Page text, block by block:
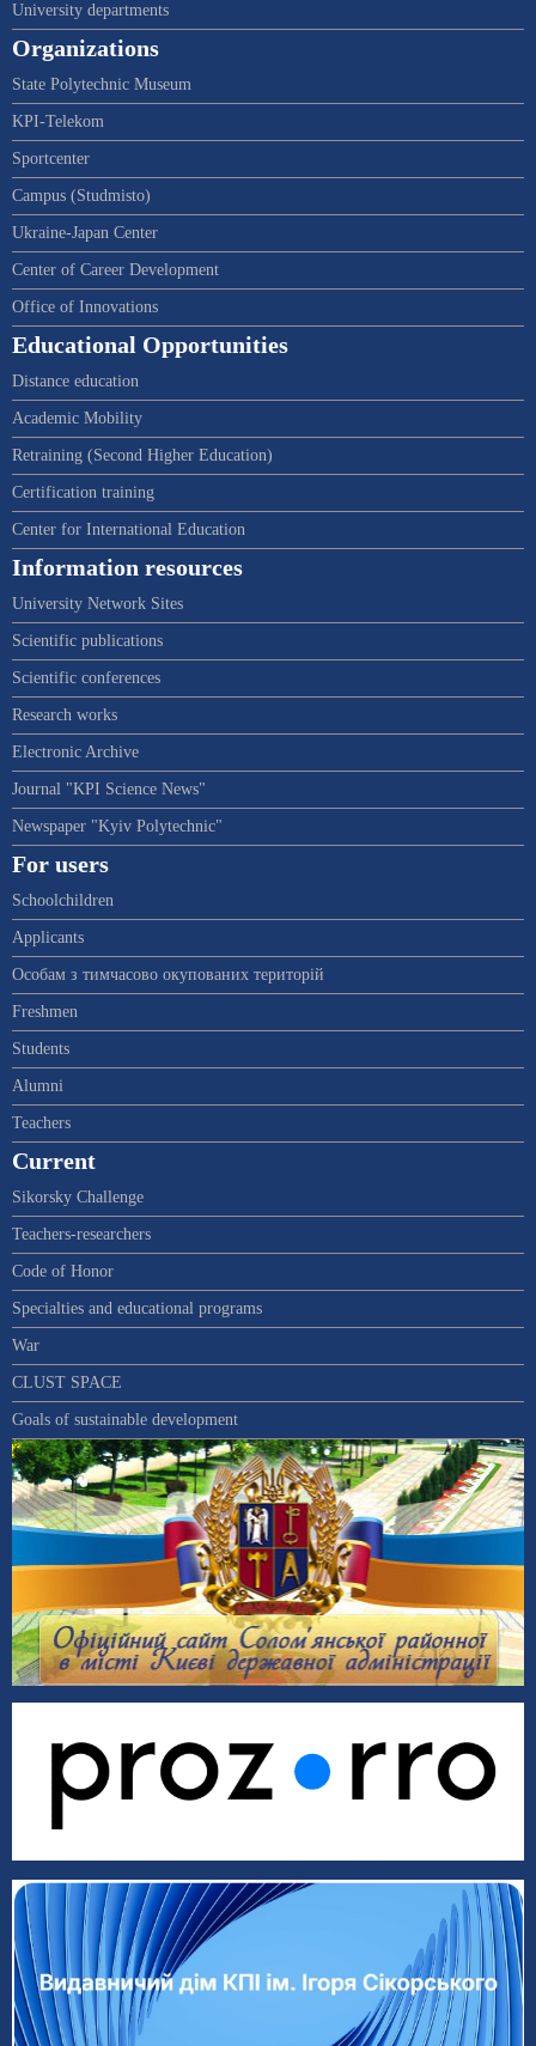
University departments
Organizations
State Polytechnic Museum
KPI-Telekom
Sportcenter
Campus (Studmisto)
Ukraine-Japan Center
Center of Career Development
Office of Innovations
Educational Opportunities
Distance education
Academic Mobility
Retraining (Second Higher Education)
Certification training
Center for International Education
Information resources
University Network Sites
Scientific publications
Scientific conferences
Research works
Electronic Archive
Journal "KPI Science News"
Newspaper "Kyiv Polytechnic"
For users
Schoolchildren
Applicants
Особам з тимчасово окупованих територій
Freshmen
Students
Alumni
Teachers
Current
Sikorsky Challenge
Teachers-researchers
Code of Honor
Specialties and educational programs
War
CLUST SPACE
Goals of sustainable development